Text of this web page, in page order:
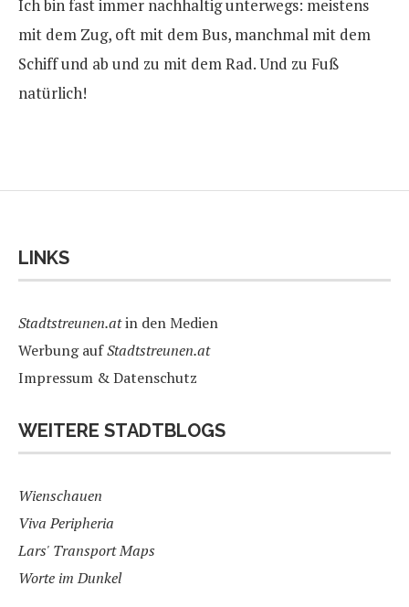
Ich bin fast immer nachhaltig unterwegs: meistens
mit dem Zug, oft mit dem Bus, manchmal mit dem
Schiff und ab und zu mit dem Rad. Und zu Fuß
natürlich!
LINKS
Stadtstreunen.atin den Medien
Werbung aufStadtstreunen.at
Impressum & Datenschutz
WEITERE STADTBLOGS
Wienschauen
Viva Peripheria
Lars' Transport Maps
Worte im Dunkel